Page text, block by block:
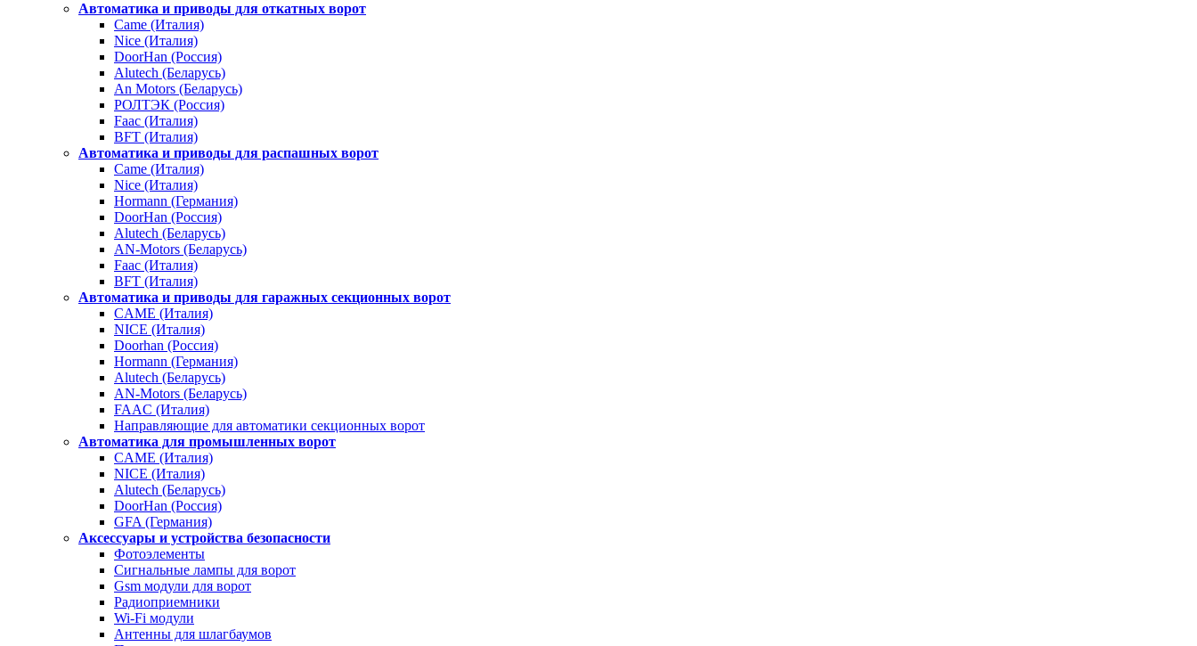
Автоматика и приводы для откатных ворот
Came (Италия)
Nice (Италия)
DoorHan (Россия)
Alutech (Беларусь)
An Motors (Беларусь)
РОЛТЭК (Россия)
Faac (Италия)
BFT (Италия)
Автоматика и приводы для распашных ворот
Came (Италия)
Nice (Италия)
Hormann (Германия)
DoorHan (Россия)
Alutech (Беларусь)
AN-Motors (Беларусь)
Faac (Италия)
BFT (Италия)
Автоматика и приводы для гаражных секционных ворот
CAME (Италия)
NICE (Италия)
Doorhan (Россия)
Hormann (Германия)
Alutech (Беларусь)
AN-Motors (Беларусь)
FAAC (Италия)
Направляющие для автоматики секционных ворот
Автоматика для промышленных ворот
CAME (Италия)
NICE (Италия)
Alutech (Беларусь)
DoorHan (Россия)
GFA (Германия)
Аксессуары и устройства безопасности
Фотоэлементы
Сигнальные лампы для ворот
Gsm модули для ворот
Радиоприемники
Wi-Fi модули
Антенны для шлагбаумов